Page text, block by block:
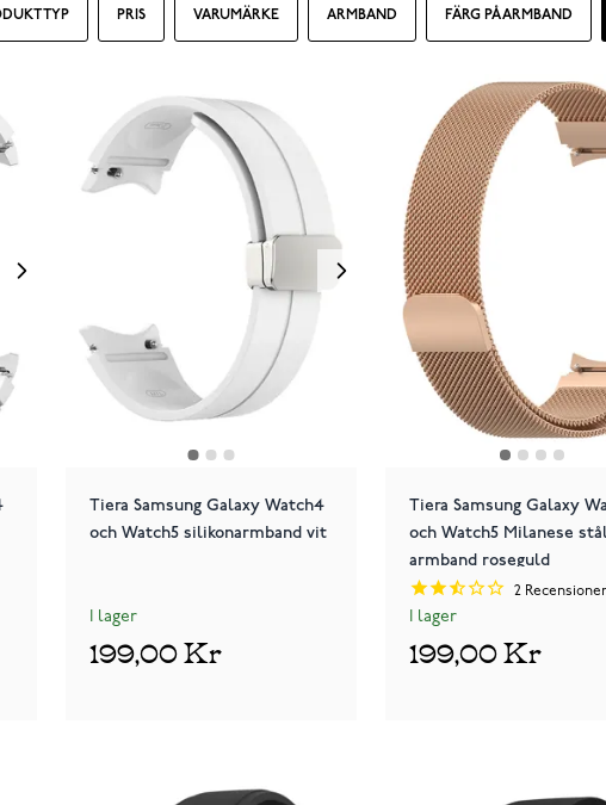
TYP PRIS VARUMÄRKE ARMBAND FÄRG PÅ ARMBAND
Tiera Samsung Galaxy Watch4
och Watch5 silikonarmband vit
I lager
199,00 Kr
Tiera Samsung Galaxy
och Watch5 Milanese
armband roseguld
2 Recensioner
I lager
199,00 Kr